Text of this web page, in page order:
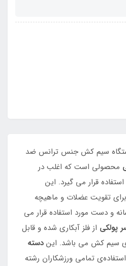
سیم کش جنس ترانس ضد
محصولی است که اغلب در
قرار می گیرد. این
تقویت عضلات و ماهیچه
و دست مورد استفاده قرار می
پولکی از فلز آبکاری شده و قابل
سیم کش می باشد. این دسته
تمامی ورزشکاران رشته